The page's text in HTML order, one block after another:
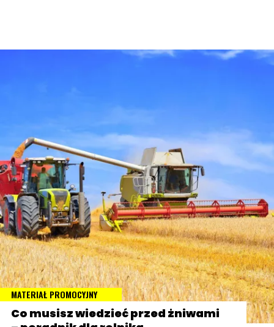
MATERIAŁ PROMOCYJNY
Co musisz wiedzieć przed żniwami